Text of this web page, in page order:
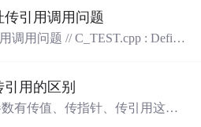
传引用调用问题
: Define
命名空间STD vo
用的区别
数有传值、传指针、传引用这三